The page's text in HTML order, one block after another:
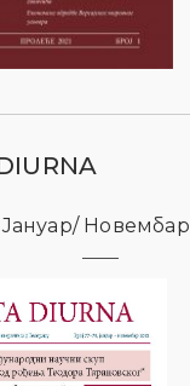
Јануар/